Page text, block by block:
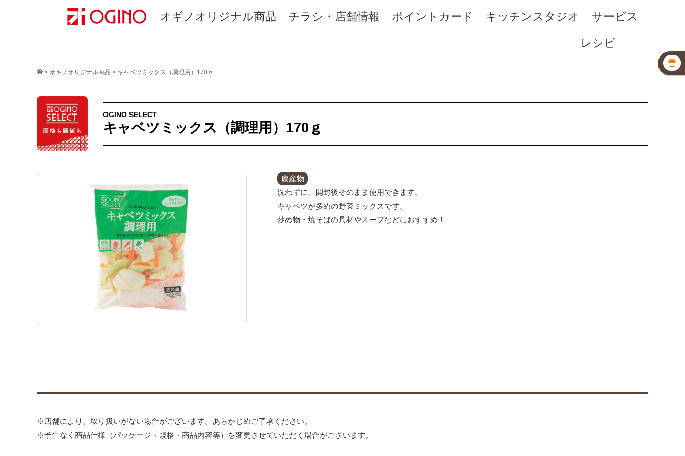
オギノオリジナル商品 チラシ・店舗情報 ポイントカード キッチンスタジオ サービス
レシピ
> オギノオリジナル商品 > キャベツミックス（調理用）170ｇ
OGINO SELECT
キャベツミックス（調理用）170ｇ
農産物
洗わずに、開封後そのまま使用できます。
キャベツが多めの野菜ミックスです。
炒め物・焼そばの具材やスープなどにおすすめ！
※店舗により、取り扱いがない場合がございます。あらかじめご了承ください。
※予告なく商品仕様（パッケージ・規格・商品内容等）を変更させていただく場合がございます。